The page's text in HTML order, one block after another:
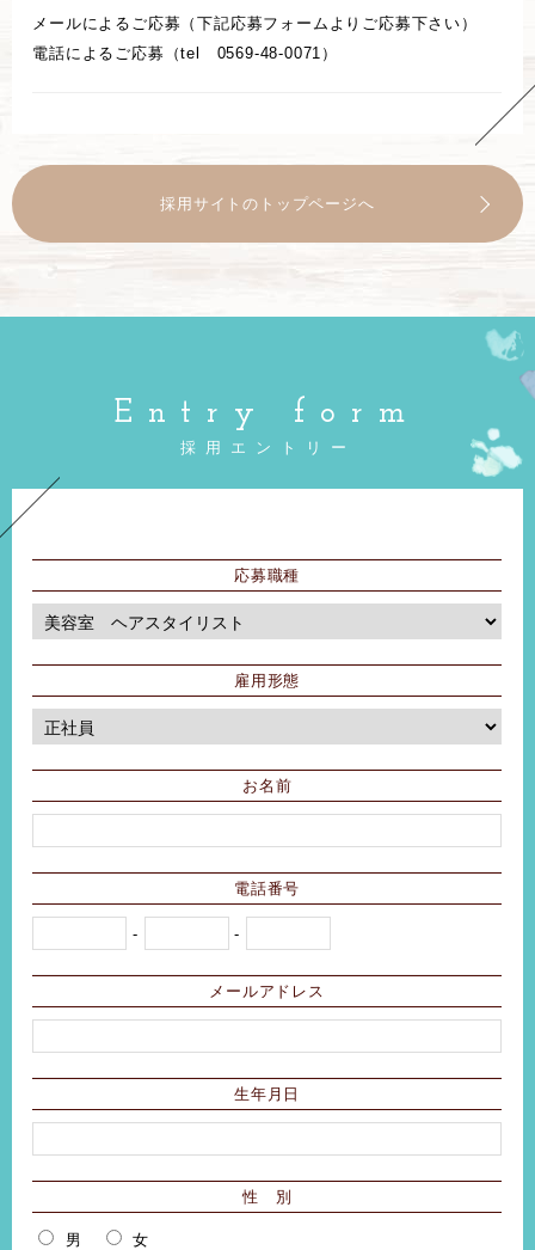
メールによるご応募（下記応募フォームよりご応募下さい）
電話によるご応募（tel 0569-48-0071）
採用サイトのトップページへ
Entry form
採用エントリー
応募職種
雇用形態
お名前
電話番号
- -
メールアドレス
生年月日
性 別
男 女